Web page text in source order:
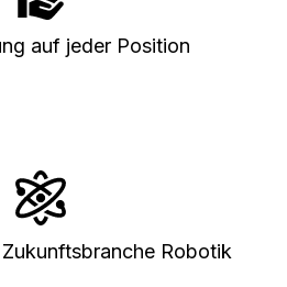
auf jeder Position
Robotik